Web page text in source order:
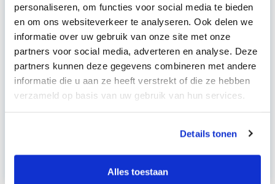
personaliseren, om functies voor social media te bieden
en om ons websiteverkeer te analyseren. Ook delen we
informatie over uw gebruik van onze site met onze
partners voor social media, adverteren en analyse. Deze
partners kunnen deze gegevens combineren met andere
informatie die u aan ze heeft verstrekt of die ze hebben
verzameld op basis van uw gebruik van hun services.
Details tonen
Alles toestaan